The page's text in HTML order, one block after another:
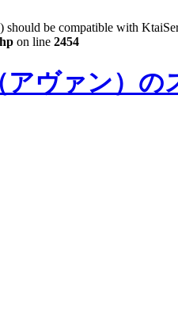
be compatible with
on line 2454
ヴァン）の